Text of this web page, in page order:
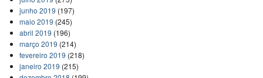
junho 2019 (197)
maio 2019 (245)
abril 2019 (196)
março 2019 (214)
fevereiro 2019 (218)
janeiro 2019 (215)